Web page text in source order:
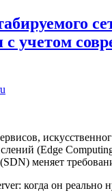
с учетом
(Edge
меняет